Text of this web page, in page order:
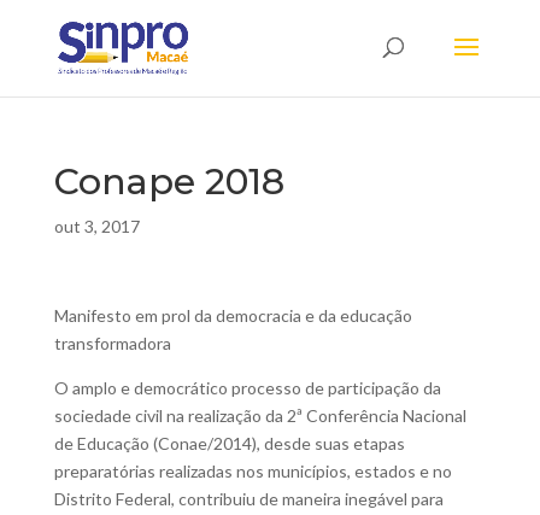
Conape 2018
out 3, 2017
Manifesto em prol da democracia e da educação
transformadora
O amplo e democrático processo de participação da
sociedade civil na realização da 2ª Conferência Nacional
de Educação (Conae/2014), desde suas etapas
preparatórias realizadas nos municípios, estados e no
Distrito Federal, contribuiu de maneira inegável para